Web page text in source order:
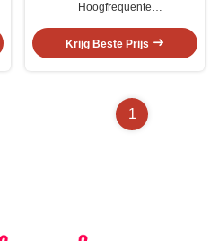
Hoogfrequente
Pijnbestrijding
Impedantiebewaking
Krijg Beste Prijs
1